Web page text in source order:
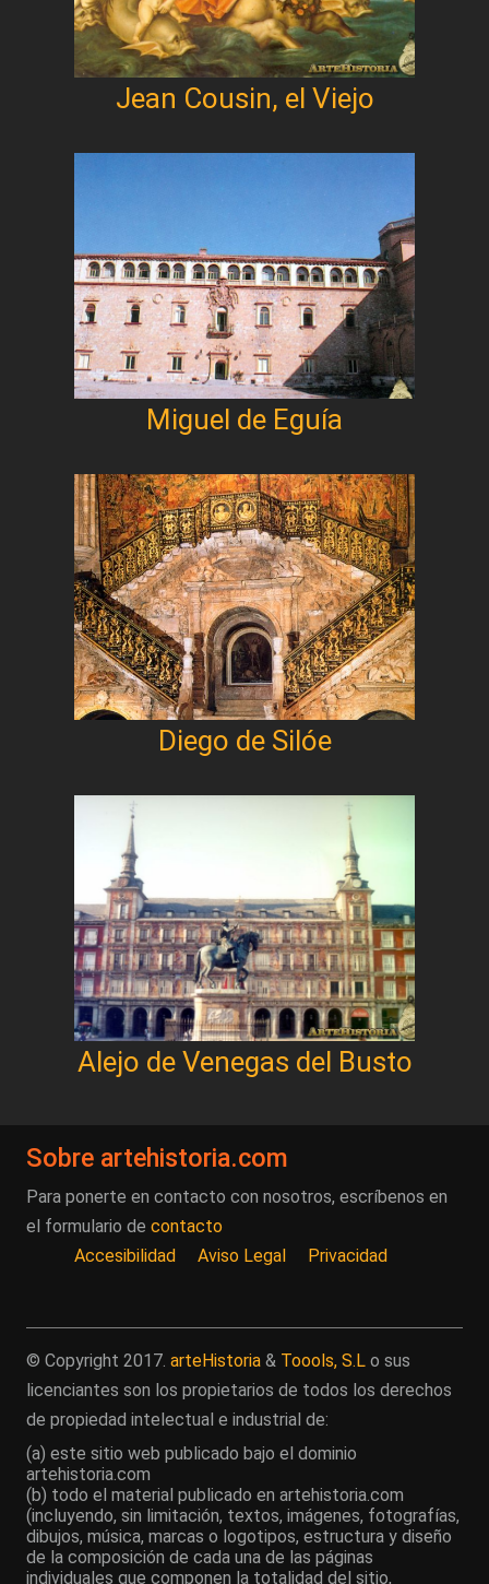
Jean Cousin, el Viejo
Miguel de Eguía
Diego de Silóe
Alejo de Venegas del Busto
Sobre artehistoria.com
Para ponerte en contacto con nosotros, escríbenos en
el formulario de contacto
Accesibilidad
Aviso Legal Privacidad
© Copyright 2017. arteHistoria & Toools, S.L o sus
licenciantes son los propietarios de todos los derechos
de propiedad intelectual e industrial de:
(a) este sitio web publicado bajo el dominio
artehistoria.com
(b) todo el material publicado en artehistoria.com
(incluyendo, sin limitación, textos, imágenes, fotografías,
dibujos, música, marcas o logotipos, estructura y diseño
de la composición de cada una de las páginas
individuales que componen la totalidad del sitio,